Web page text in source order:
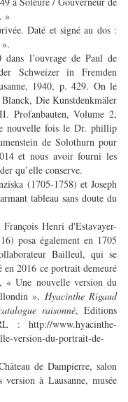
»
Daté et signé au dos :
l’ouvrage de Paul de
Schweizer in Fremden
1940, p. 429. On le
Die Kunstdenkmäler
Profanbauten, Volume 2,
nouvelle fois le Dr. phillip
de Solothurn pour
et nous avoir fourni les
qu’elle conserve.
(1705-1758) et Joseph
tableau sans doute du
Henri d'Estavayer-
posa également en 1705
Bailleul, qui se
en 2016 ce portrait demeuré
« Une nouvelle version du
», Hyacinthe Rigaud
raisonné, Editions
http://www.hyacinthe-
version-du-portrait-de-
de Dampierre, salon
à Lausanne, musée